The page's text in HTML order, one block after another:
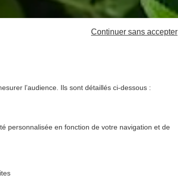
l’audience. Ils sont détaillés ci-dessous :
personnalisée en fonction de votre navigation et de
Continuer sans accepter